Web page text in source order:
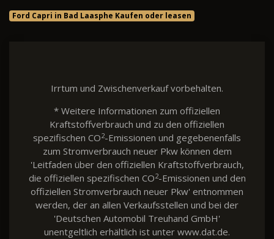
Ford Capri in Bad Laasphe Kaufen oder leasen
Irrtum und Zwischenverkauf vorbehalten.
* Weitere Informationen zum offiziellen
Kraftstoffverbrauch und zu den offiziellen
spezifischen CO2-Emissionen und gegebenenfalls
zum Stromverbrauch neuer Pkw können dem
'Leitfaden über den offiziellen Kraftstoffverbrauch,
die offiziellen spezifischen CO2-Emissionen und den
offiziellen Stromverbrauch neuer Pkw' entnommen
werden, der an allen Verkaufsstellen und bei der
'Deutschen Automobil Treuhand GmbH'
unentgeltlich erhältlich ist unter www.dat.de.